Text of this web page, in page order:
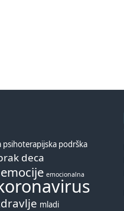
psihoterapijska podrška
deca
emocije emocionalna
mladi